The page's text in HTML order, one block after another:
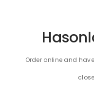
Order online and